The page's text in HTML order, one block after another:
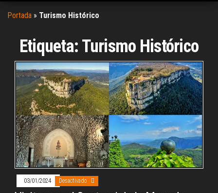
Portada » Turismo Histórico
Etiqueta: Turismo Histórico
03/01/2024 Desactivado